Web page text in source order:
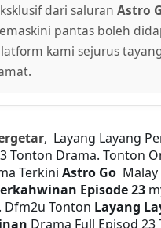
dari saluranAstro
pantas boleh
kami sejurus
, Layang Layang
Tonton Drama. Tonton
TerkiniAstro Go
Episode 23
Dfm2u Tonton Layang
Drama Full Episod 23